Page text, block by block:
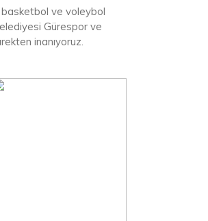
basketbol ve voleybol
Gürespor ve
inanıyoruz.